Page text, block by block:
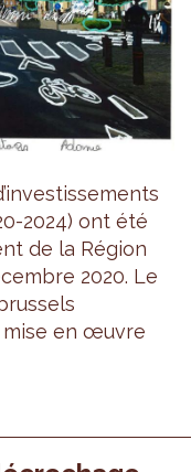
2024) ont été
de la Région
2020. Le
mise en œuvre